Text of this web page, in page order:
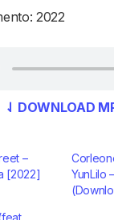
2022
⇃ DOWNLOAD
–
[2022]
YunLilo